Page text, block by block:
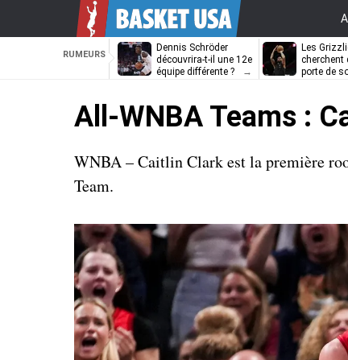
RUMEURS
Dennis Schröder
découvrira-t-il une 12e
équipe différente ?
Les
cherchent
porte de
All-WNBA Teams :
WNBA – Caitlin Clark est la première
Team.